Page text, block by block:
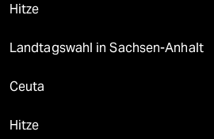
Hitze
Landtagswahl in Sachsen-Anhalt
Ceuta
Hitze